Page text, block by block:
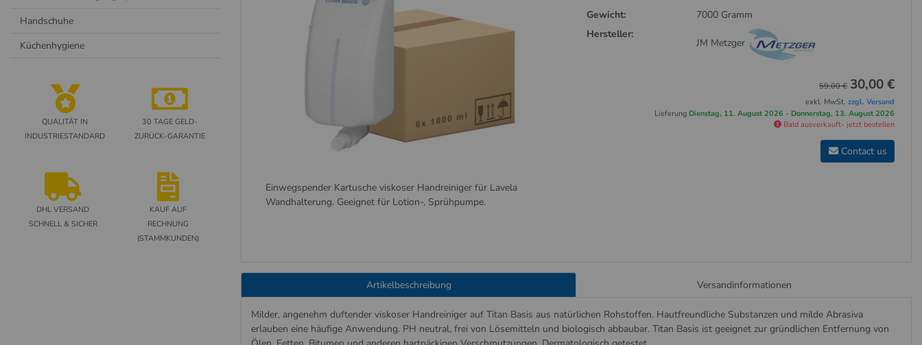
Einwegspender Kartusche viskoser Handreiniger für Lavela
Wandhalterung. Geeignet für Lotion-, Sprühpumpe.
Gewicht:
7000 Gramm
Hersteller:
JM Metzger
59,00 € 30,00 €
exkl. MwSt.zzgl. Versand
Lieferung Dienstag, 11. August 2026 - Donnerstag, 13. August 2026
Bald ausverkauft- jetzt bestellen
Contact us
Artikelbeschreibung Versandinformationen
Milder, angenehm duftender viskoser Handreiniger auf Titan Basis aus natürlichen Rohstoffen. Hautfreundliche Substanzen und milde Abrasiva
erlauben eine häufige Anwendung. PH neutral, frei von Lösemitteln und biologisch abbaubar. Titan Basis ist geeignet zur gründlichen Entfernung von
Handschuhe
Küchenhygiene
QUALITÄT IN
INDUSTRIESTANDARD
30 TAGE GELD-
ZURÜCK-GARANTIE
DHL VERSAND
SCHNELL & SICHER
KAUF AUF
RECHNUNG
(STAMMKUNDEN)